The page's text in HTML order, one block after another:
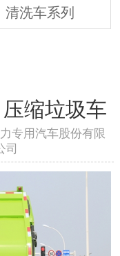
清洗车系列
缩垃圾车
专用汽车股份有限
司